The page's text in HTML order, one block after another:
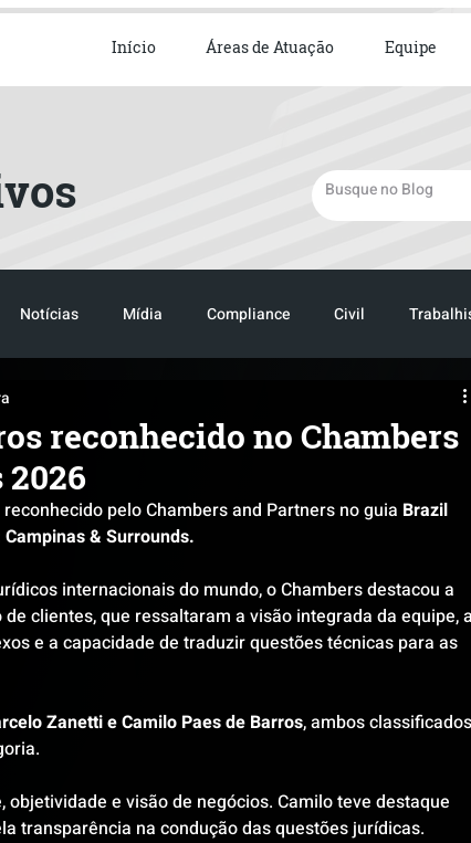
Início Áreas de Atuação Equipe
Notícias Mídia Compliance Civil
LOGISTICA
reconhecido no Chambers
2026
pelo Chambers and Partners no guia Brazil
& Surrounds.
internacionais do mundo, o Chambers destacou a
clientes, que ressaltaram a visão integrada da equipe, a
e a capacidade de traduzir questões técnicas para as
Zanetti e Camilo Paes de Barros, ambos classificados
e visão de negócios. Camilo teve destaque
transparência na condução das questões jurídicas.